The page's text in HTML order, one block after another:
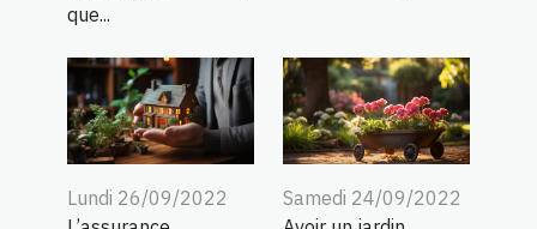
que...
Lundi 26/09/2022
Samedi 24/09/2022